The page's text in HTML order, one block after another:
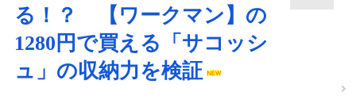
る！？ 【ワークマン】の
1280円で買える「サコッシ
ュ」の収納力を検証